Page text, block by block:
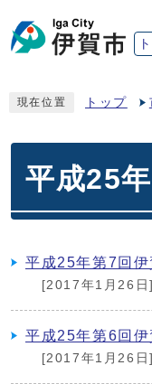
現在位置 トップ
平成25
平成25年第7回
[2017年1月26日]
平成25年第6回
[2017年1月26日]